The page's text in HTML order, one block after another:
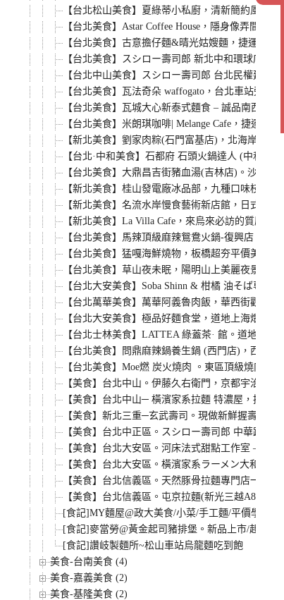
【台北松山美食】夏綠蒂小私廚，清新簡約風義
【台北美食】Astar Coffee House，隱身像弄間的
【台北美食】古意擔仔麵&晴光姑嫂麵，捷運中山
【台北美食】スシロー壽司郎 新北中和環球店
【台北中山美食】スシロー壽司郎 台北民權建國
【台北美食】瓦法奇朵 waffogato，台北車站旁
【台北美食】瓦城大心新泰式麵食 – 誠品南西店
【台北美食】米朗琪咖啡| Melange Cafe，捷運中
【新北美食】劉家肉粽(石門富基店)，北海岸一日
【台北·中和美食】石都府 石頭火鍋達人 (中和店)
【台北美食】大鼎昌吉街豬血湯(吉林店)。沙茶豬
【新北美食】桂山發電廠冰品部，九種口味枝仔
【新北美食】名流水岸慢食藝術新店館，日式無
【新北美食】La Villa Cafe，來烏來必訪的質感咖
【台北美食】馬辣頂級麻辣鴛鴦火鍋-復興店，
【台北美食】猛嘎海鮮燒物，板橋超夯平價美食
【台北美食】草山夜未眠，陽明山上美麗夜景餐
【台北大安美食】Soba Shinn & 柑橘 油そば専門
【台北萬華美食】萬華阿義魯肉飯，華西街觀光
【台北大安美食】極品好麵食堂，道地上海煨麵
【台北士林美食】LATTEA 綠蓋茶· 館。道地台
【台北美食】問鼎麻辣鍋養生鍋 (西門店)，西門町
【台北美食】Moe燃 炭火燒肉 。東區頂級燒肉店
【美食】台北中山。伊藤久右衛門，京都宇治抹
【美食】台北中山─ 橫濱家系拉麵 特濃屋，招牌
【美食】新北三重─玄武壽司。現做新鮮握壽司，
【美食】台北中正區。スシロー壽司郎 中華路店
【美食】台北大安區。河床法式甜點工作室 –
【美食】台北大安區。橫濱家系ラーメン大和家
【美食】台北信義區。天然豚骨拉麵專門店一蘭拉
【美食】台北信義區。屯京拉麵(新光三越A8店
[食記]MY麵屋@政大美食/小菜/手工麵/平價學生美
[食記]麥當勞@黃金起司豬排堡。新品上市/起士/
[食記]讚岐製麵所~松山車站烏龍麵吃到飽
美食-台南美食 (4)
美食-嘉義美食 (2)
美食-基隆美食 (2)